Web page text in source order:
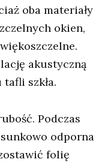
oba materiały
okien,
akustyczną
szkła.
Podczas
odporna
folię